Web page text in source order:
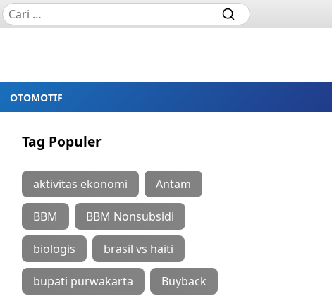
OTOMOTIF
Tag Populer
aktivitas ekonomi Antam
BBM BBM Nonsubsidi
biologis brasil vs haiti
bupati purwakarta Buyback